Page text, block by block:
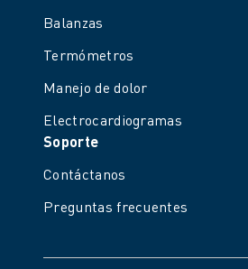
Balanzas
Termómetros
Manejo de dolor
Electrocardiogramas
Soporte
Contáctanos
Preguntas frecuentes